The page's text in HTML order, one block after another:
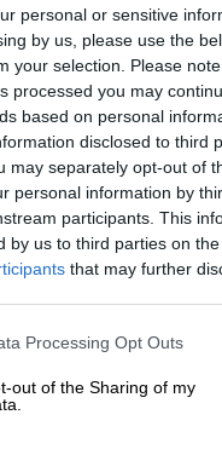
personal or sensitive
by us, please use the
your selection. Please
processed you may
based on personal
disclosed to third
may separately opt-out of
personal information by
participants. This
by us to third parties on the
that may further
this website/app uses one
visit or usage behaviour.
to Google and its third-
below specified purposes in
Processing Opt Outs
out of the Sharing of my
13:40
για τη
να χάνω τη
μου»
μιλάει για
βλέπει ο ίδιος
στη ζωή